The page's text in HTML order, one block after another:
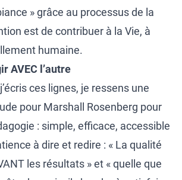
» grâce au processus de la
est de contribuer à la Vie, à
humaine.
AVEC l’autre
ces lignes, je ressens une
pour Marshall Rosenberg pour
: simple, efficace, accessible
à dire et redire : « La qualité
les résultats » et « quelle que